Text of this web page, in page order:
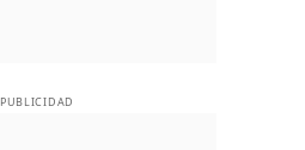
PUBLICIDAD